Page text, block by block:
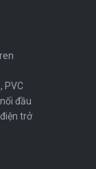
PVC
đầu
trở